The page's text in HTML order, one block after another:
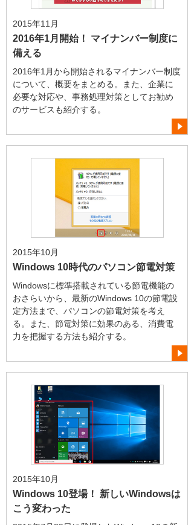
2015年11月
2016年1月開始！ マイナンバー制度に
備える
2016年1月から開始されるマイナンバー制度
について、概要をまとめる。また、企業に
必要な対応や、事務処理対策としてお勧め
のサービスも紹介する。
2015年10月
Windows 10時代のパソコン節電対策
Windowsに標準搭載されている節電機能の
おさらいから、最新のWindows 10の節電設
定方法まで、パソコンの節電対策を考え
る。また、節電対策に効果のある、消費電
力を把握する方法も紹介する。
2015年10月
Windows 10登場！ 新しいWindowsは
こう変わった